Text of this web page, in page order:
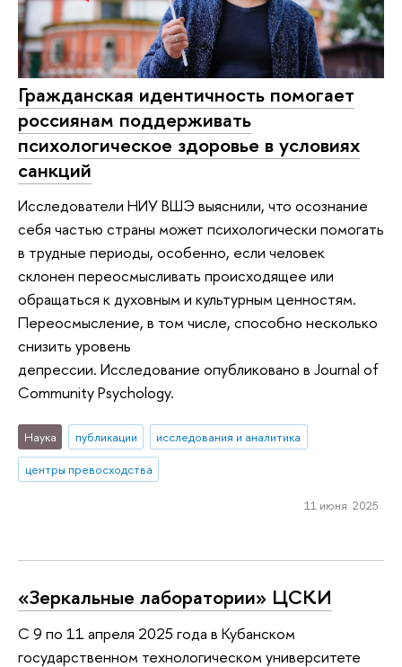
Гражданская идентичность помогает
россиянам поддерживать
психологическое здоровье в условиях
санкций
Исследователи НИУ ВШЭ выяснили, что осознание
себя частью страны может психологически помогать
в трудные периоды, особенно, если человек
склонен переосмысливать происходящее или
обращаться к духовным и культурным ценностям.
Переосмысление, в том числе, способно несколько
снизить уровень
депрессии. Исследование опубликовано в Journal of
Community Psychology.
Наука публикации
исследования и аналитика
центры превосходства
11 июня 2025
«Зеркальные лаборатории» ЦСКИ
С 9 по 11 апреля 2025 года в Кубанском
государственном технологическом университете